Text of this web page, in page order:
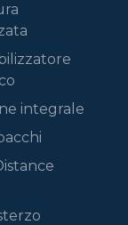
integrale